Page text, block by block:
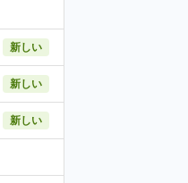
新しい
新しい
新しい